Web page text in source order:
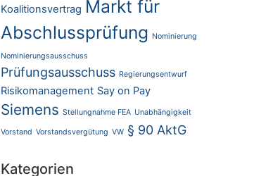
Koalitionsvertrag Markt für
Abschlussprüfung Nominierung
Nominierungsausschuss
Prüfungsausschuss Regierungsentwurf
Risikomanagement Say on Pay
Siemens Stellungnahme FEA Unabhängigkeit
Vorstand Vorstandsvergütung VW § 90 AktG
Kategorien